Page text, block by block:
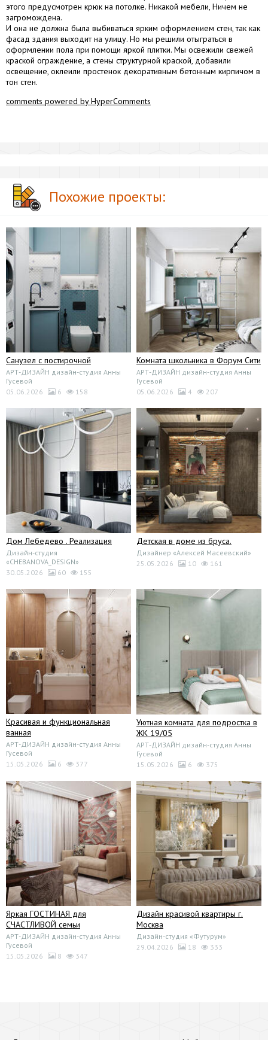
этого предусмотрен крюк на потолке. Никакой мебели, Ничем не
загромождена.
И она не должна была выбиваться ярким оформлением стен, так как
фасад здания выходит на улицу. Но мы решили отыграться в
оформлении пола при помощи яркой плитки. Мы освежили свежей
краской ограждение, а стены структурной краской, добавили
освещение, оклеили простенок декоративным бетонным кирпичом в
тон стен.
comments powered by HyperComments
Похожие проекты:
Санузел с постирочной
АРТ-ДИЗАЙН дизайн-студия Анны
Гусевой
05.06.2026
6 158
Комната школьника в Форум Сити
АРТ-ДИЗАЙН дизайн-студия Анны
Гусевой
05.06.2026
4 207
Дом Лебедево . Реализация
Дизайн-студия
«CHEBANOVA_DESIGN»
30.05.2026
60 155
Детская в доме из бруса.
Дизайнер «Алексей Масеевский»
25.05.2026
10 161
Красивая и функциональная
ванная
АРТ-ДИЗАЙН дизайн-студия Анны
Гусевой
15.05.2026
6 377
Уютная комната для подростка в
ЖК 19/05
АРТ-ДИЗАЙН дизайн-студия Анны
Гусевой
15.05.2026
6 375
Яркая ГОСТИНАЯ для
СЧАСТЛИВОЙ семьи
АРТ-ДИЗАЙН дизайн-студия Анны
Гусевой
15.05.2026
8 347
Дизайн красивой квартиры г.
Москва
Дизайн-студия «Футурум»
29.04.2026
18 333